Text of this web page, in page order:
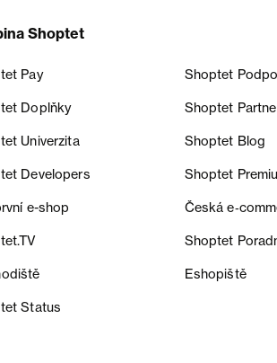
Shoptet
Pay Shoptet
Doplňky Shoptet
Univerzita Shoptet Blog
Developers Shoptet
e-shop Česká
Shoptet
Eshopiště
Status